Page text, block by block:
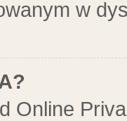
w
Online